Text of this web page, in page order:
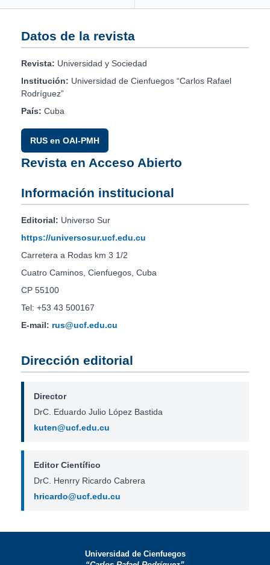
Datos de la revista
Revista: Universidad y Sociedad
Institución: Universidad de Cienfuegos “Carlos Rafael
Rodríguez”
País: Cuba
RUS en OAI-PMH
Revista en Acceso Abierto
Información institucional
Editorial: Universo Sur
https://universosur.ucf.edu.cu
Carretera a Rodas km 3 1/2
Cuatro Caminos, Cienfuegos, Cuba
CP 55100
Tel: +53 43 500167
E-mail: rus@ucf.edu.cu
Dirección editorial
Director
DrC. Eduardo Julio López Bastida
kuten@ucf.edu.cu
Editor Científico
DrC. Henrry Ricardo Cabrera
hricardo@ucf.edu.cu
Universidad de Cienfuegos